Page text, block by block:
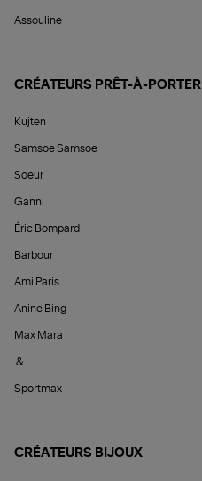
Assouline
CRÉATEURS PRÊT-À-PORTER
Kujten
Samsoe Samsoe
Soeur
Ganni
Éric Bompard
Barbour
Ami Paris
Anine Bing
Max Mara
&
Sportmax
CRÉATEURS BIJOUX